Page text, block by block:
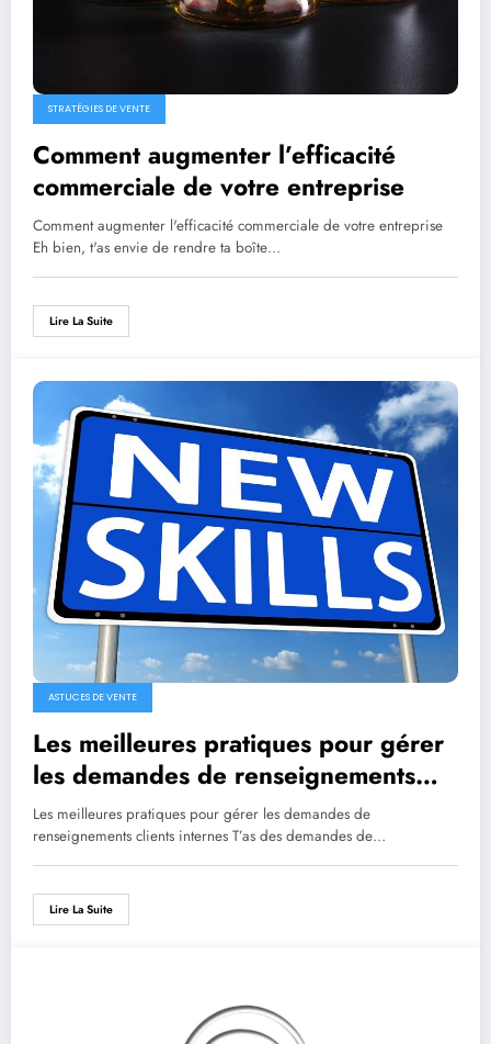
STRATÉGIES DE VENTE
Comment augmenter l’efficacité
commerciale de votre entreprise
Comment augmenter l'efficacité commerciale de votre entreprise
Eh bien, t'as envie de rendre ta boîte…
Lire La Suite
ASTUCES DE VENTE
Les meilleures pratiques pour gérer
les demandes de renseignements
clients internes
Les meilleures pratiques pour gérer les demandes de
renseignements clients internes T’as des demandes de…
Lire La Suite